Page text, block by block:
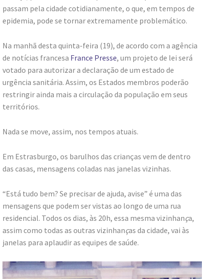
passam pela cidade cotidianamente, o que, em tempos de
epidemia, pode se tornar extremamente problemático.
Na manhã desta quinta-feira (19), de acordo com a agência
de notícias francesa France Presse, um projeto de lei será
votado para autorizar a declaração de um estado de
urgência sanitária. Assim, os Estados membros poderão
restringir ainda mais a circulação da população em seus
territórios.
Nada se move, assim, nos tempos atuais.
Em Estrasburgo, os barulhos das crianças vem de dentro
das casas, mensagens coladas nas janelas vizinhas.
“Está tudo bem? Se precisar de ajuda, avise” é uma das
mensagens que podem ser vistas ao longo de uma rua
residencial. Todos os dias, às 20h, essa mesma vizinhança,
assim como todas as outras vizinhanças da cidade, vai às
janelas para aplaudir as equipes de saúde.